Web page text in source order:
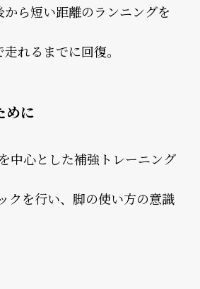
ら短い距離のランニングを
れるまでに回復。
めに
中心とした補強トレーニング
クを行い、脚の使い方の意識